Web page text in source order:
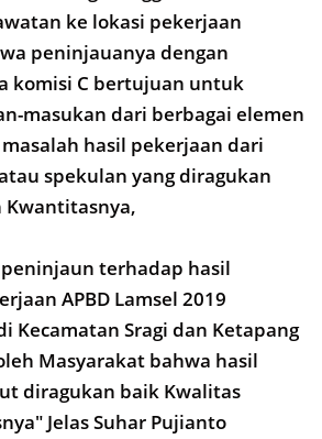
ke lokasi pekerjaan
peninjauanya dengan
komisi C bertujuan untuk
masukan dari berbagai elemen
hasil pekerjaan dari
spekulan yang diragukan
Kwantitasnya,
terhadap hasil
APBD Lamsel 2019
Kecamatan Sragi dan Ketapang
Masyarakat bahwa hasil
diragukan baik Kwalitas
Jelas Suhar Pujianto